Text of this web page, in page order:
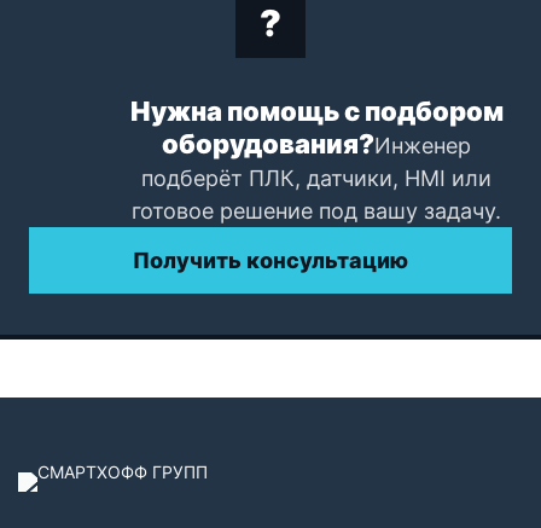
Нужна помощь с подбором
оборудования?Инженер
подберёт ПЛК, датчики, HMI или
готовое решение под вашу задачу.
Получить консультацию